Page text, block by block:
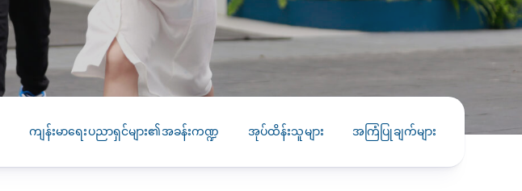
DISEASES AND CONDITIONS
22 APR 2026
Melioidosis (မယ်လီယွိုက်ဒိုး
လီယွိုက်ဒိုးဆစ် ပြင်းထန်
PRESS RELEASE
16 JAN 2026
CLL HEALTH
Strengthens
Myanmar Through
Phyu Laboratory and
PRESS RELEASE
29 AUG 2024
CLL HEALTH unveils
Yangon, advancing
primary care
services
ကျန်းမာရေးပညာရှင်များ၏အခန်းကဏ္ဍ အုပ်ထိန်းသူများ အကြံပြုချက်များ